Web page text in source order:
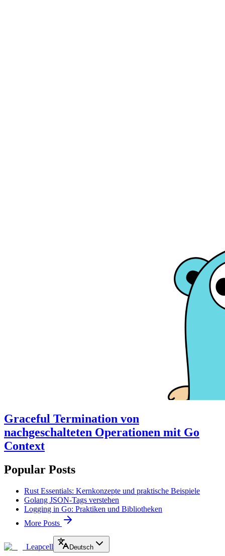
Graceful Termination von
nachgeschalteten Operationen mit Go
Context
Popular Posts
Rust Essentials: Kernkonzepte und praktische Beispiele
Golang JSON-Tags verstehen
Logging in Go: Praktiken und Bibliotheken
More Posts
Leapcell Deutsch